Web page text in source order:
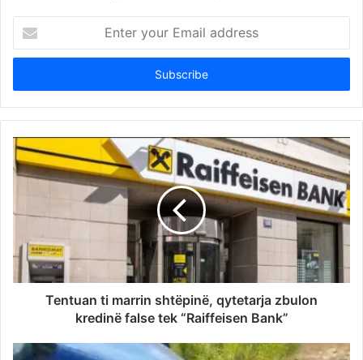
your
Email
Tentuan ti marrin shtëpinë, qytetarja zbulon
kredinë false tek “Raiffeisen Bank”